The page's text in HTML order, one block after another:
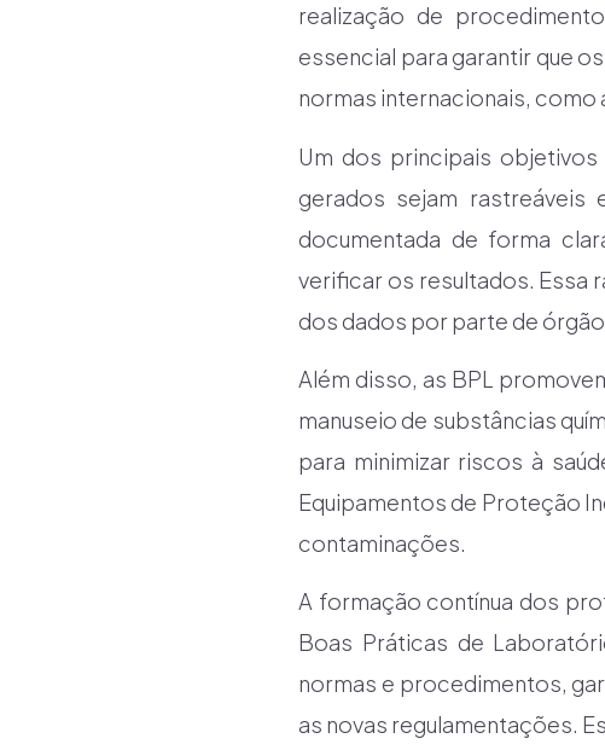
realização de
essencial para garantir que
normas internacionais, como
Um dos principais
gerados sejam
documentada de forma
verificar os resultados. Essa
dos dados por parte de
Além disso, as BPL
manuseio de substâncias
para minimizar riscos à
Equipamentos de Proteção
contaminações.
A formação contínua dos
Boas Práticas de
normas e procedimentos,
as novas regulamentações.